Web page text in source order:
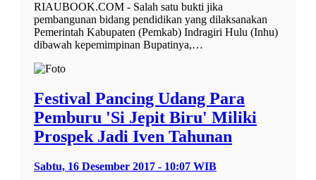
RIAUBOOK.COM - Salah satu bukti jika
pembangunan bidang pendidikan yang dilaksanakan
Pemerintah Kabupaten (Pemkab) Indragiri Hulu (Inhu)
dibawah kepemimpinan Bupatinya,…
Festival Pancing Udang Para
Pemburu 'Si Jepit Biru' Miliki
Prospek Jadi Iven Tahunan
Sabtu, 16 Desember 2017 - 10:07 WIB